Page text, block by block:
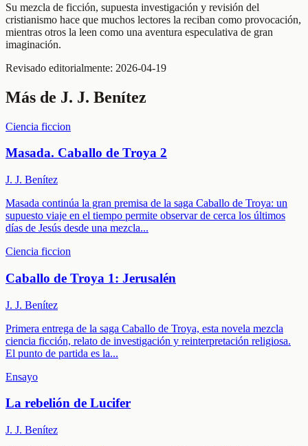
Su mezcla de ficción, supuesta investigación y revisión del
cristianismo hace que muchos lectores la reciban como provocación,
mientras otros la leen como una aventura especulativa de gran
imaginación.
Revisado editorialmente: 2026-04-19
Más de J. J. Benítez
Ciencia ficcion
Masada. Caballo de Troya 2
J. J. Benítez
Masada continúa la gran premisa de la saga Caballo de Troya: un
supuesto viaje en el tiempo permite observar de cerca los últimos
días de Jesús desde una mezcla...
Ciencia ficcion
Caballo de Troya 1: Jerusalén
J. J. Benítez
Primera entrega de la saga Caballo de Troya, esta novela mezcla
ciencia ficción, relato de investigación y reinterpretación religiosa.
El punto de partida es la...
Ensayo
La rebelión de Lucifer
J. J. Benítez